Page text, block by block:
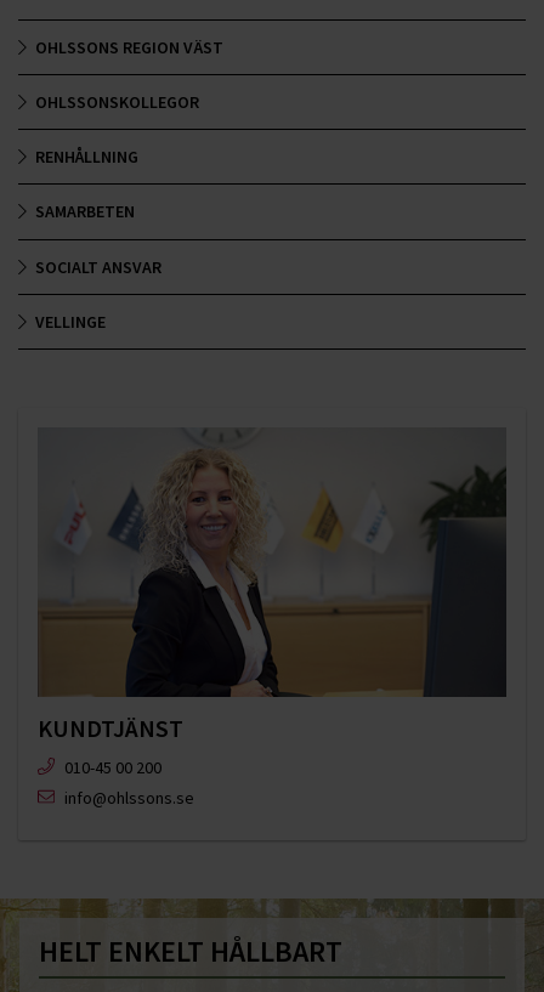
OHLSSONS REGION VÄST
OHLSSONSKOLLEGOR
RENHÅLLNING
SAMARBETEN
SOCIALT ANSVAR
VELLINGE
KUNDTJÄNST
010-45 00 200​
info@ohlssons.se
HELT ENKELT HÅLLBART